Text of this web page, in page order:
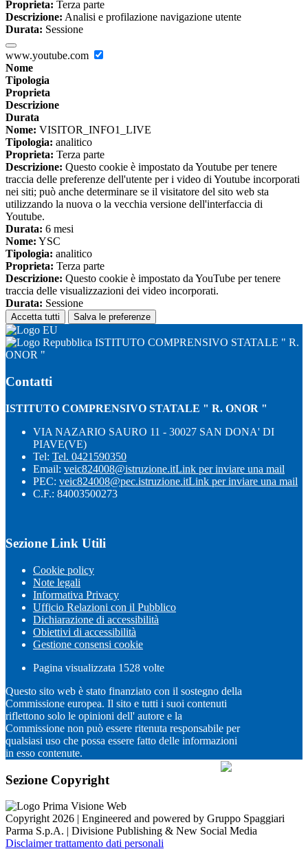
Proprieta: Terza parte
Descrizione: Analisi e profilazione navigazione utente
Durata: Sessione
www.youtube.com
Nome
Tipologia
Proprieta
Descrizione
Durata
Nome: VISITOR_INFO1_LIVE
Tipologia: analitico
Proprieta: Terza parte
Descrizione: Questo cookie è impostato da Youtube per tenere
traccia delle preferenze dell'utente per i video di Youtube incorporati
nei siti; può anche determinare se il visitatore del sito web sta
utilizzando la nuova o la vecchia versione dell'interfaccia di
Youtube.
Durata: 6 mesi
Nome: YSC
Tipologia: analitico
Proprieta: Terza parte
Descrizione: Questo cookie è impostato da YouTube per tenere
traccia delle visualizzazioni dei video incorporati.
Durata: Sessione
Accetta tutti Salva le preferenze
ISTITUTO COMPRENSIVO STATALE " R.
ONOR "
Contatti
ISTITUTO COMPRENSIVO STATALE " R. ONOR "
VIA NAZARIO SAURO 11 - 30027 SAN DONA' DI
PIAVE(VE)
Tel: Tel. 0421590350
Email: veic824008@istruzione.itLink per inviare una mail
PEC: veic824008@pec.istruzione.itLink per inviare una mail
C.F.: 84003500273
Sezione Link Utili
Cookie policy
Note legali
Informativa Privacy
Ufficio Relazioni con il Pubblico
Dichiarazione di accessibilità
Obiettivi di accessibilità
Gestione consensi cookie
Pagina visualizzata 1528 volte
Questo sito web è stato finanziato con il sostegno della
Commissione europea. Il sito e tutti i suoi contenuti
riflettono solo le opinioni dell' autore e la
Commissione non può essere ritenuta responsabile per
qualsiasi uso che possa essere fatto delle informazioni
in esso contenute.
Sezione Copyright
Copyright 2026 | Engineered and powered by Gruppo Spaggiari
Parma S.p.A. | Divisione Publishing & New Social Media
Disclaimer trattamento dati personali